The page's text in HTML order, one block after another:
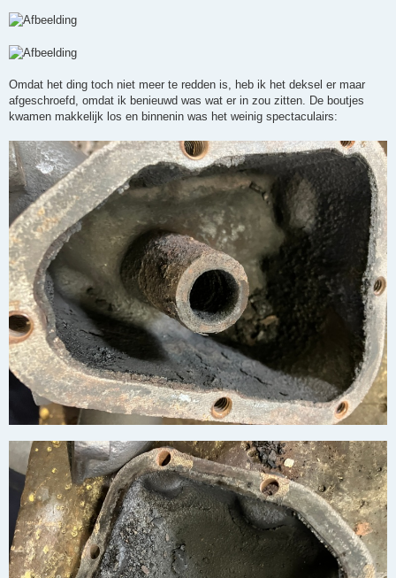
Omdat het ding toch niet meer te redden is, heb ik het deksel er maar
afgeschroefd, omdat ik benieuwd was wat er in zou zitten. De boutjes
kwamen makkelijk los en binnenin was het weinig spectaculairs: